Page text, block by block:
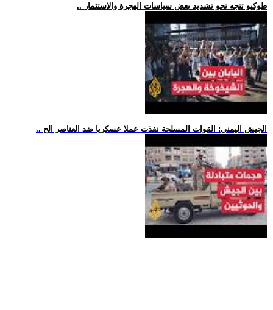
.. طوكيو تتجه نحو تشديد بعض سياسات الهجرة والاستثمار
.. الجيش اليمني: القوات المسلحة نفذت عملا عسكريا ضد العناصر الح